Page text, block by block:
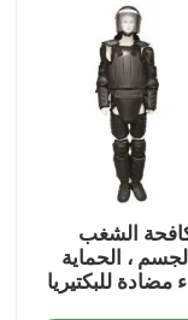
الشغب
، الحماية
مضادة للبكتيريا